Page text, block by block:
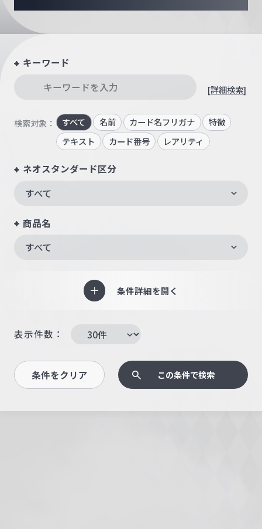
キーワード
[詳細検索]
検索対象： すべて 名前 カード名フリガナ
特徴
テキスト
カード番号 レアリティ
ネオスタンダード区分
すべて
商品名
すべて
条件詳細を開く
表示件数：
条件をクリア この条件で検索